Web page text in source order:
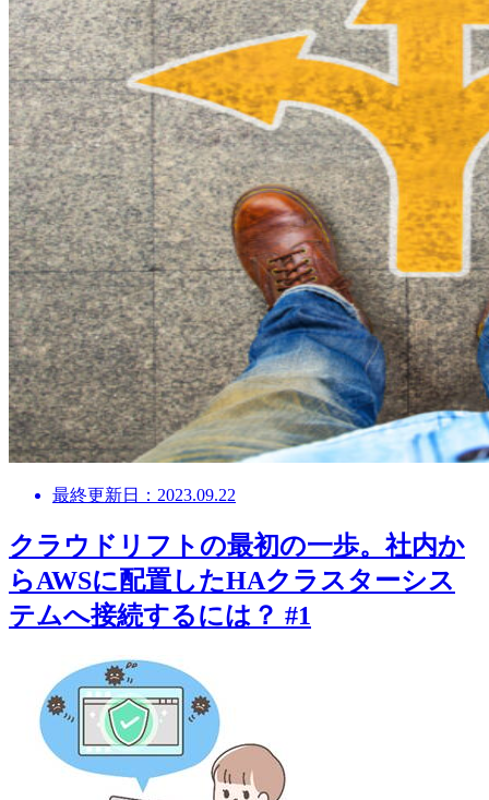
最終更新日：2023.09.22
クラウドリフトの最初の一歩。社内か
らAWSに配置したHAクラスターシス
テムへ接続するには？ #1